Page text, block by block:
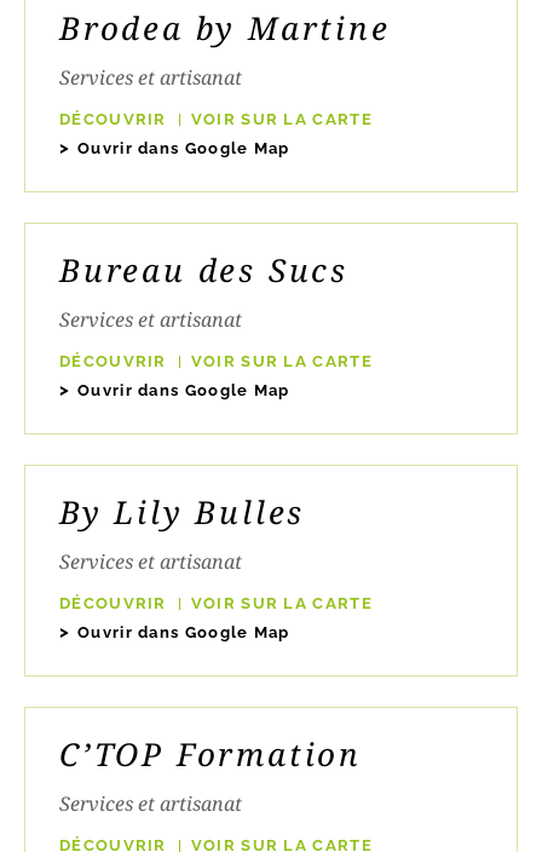
Brodea by Martine
Services et artisanat
DÉCOUVRIR
VOIR SUR LA CARTE
Ouvrir dans Google Map
Bureau des Sucs
Services et artisanat
DÉCOUVRIR
VOIR SUR LA CARTE
Ouvrir dans Google Map
By Lily Bulles
Services et artisanat
DÉCOUVRIR
VOIR SUR LA CARTE
Ouvrir dans Google Map
C’TOP Formation
Services et artisanat
DÉCOUVRIR VOIR SUR LA CARTE